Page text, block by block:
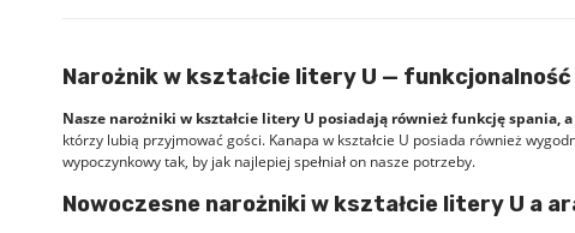
Narożnik w kształcie litery U —
Nasze narożniki w kształcie litery U posiadają również funkcję spania,
którzy lubią przyjmować gości. Kanapa w kształcie U posiada również
wypoczynkowy tak, by jak najlepiej spełniał on nasze potrzeby.
Nowoczesne narożniki w kształcie litery U a